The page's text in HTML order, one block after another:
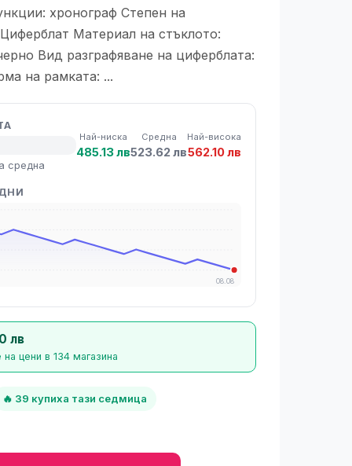
xронограф Степен на
Материал на стъклото:
Вид разграфяване на циферблата:
на рамката: ...
средна
Най-ниска
485.13 лв
Средна
523.62 лв
Най-висока
562.10 лв
08.08
лв
цени в 134 магазина
🔥 39 купиха тази седмица